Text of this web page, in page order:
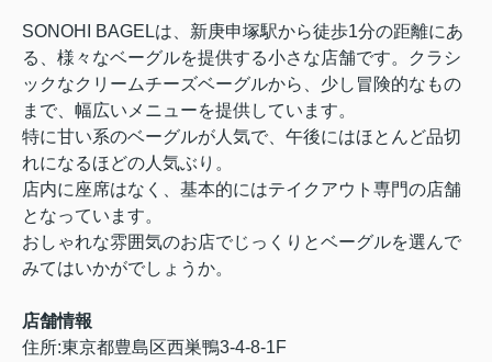
SONOHI BAGELは、新庚申塚駅から徒歩1分の距離にあ
る、様々なベーグルを提供する小さな店舗です。クラシ
ックなクリームチーズベーグルから、少し冒険的なもの
まで、幅広いメニューを提供しています。
特に甘い系のベーグルが人気で、午後にはほとんど品切
れになるほどの人気ぶり。
店内に座席はなく、基本的にはテイクアウト専門の店舗
となっています。
おしゃれな雰囲気のお店でじっくりとベーグルを選んで
みてはいかがでしょうか。
店舗情報
住所:東京都豊島区西巣鴨3-4-8-1F